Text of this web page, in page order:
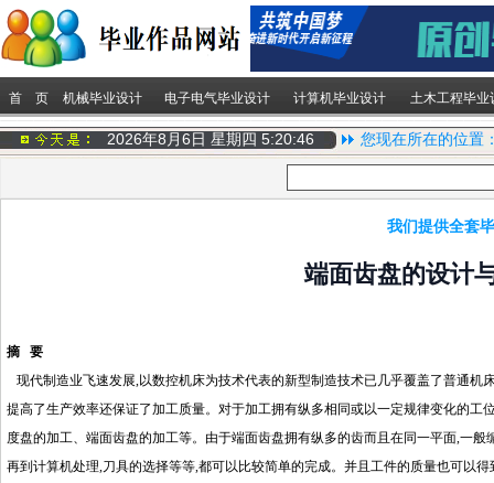
首 页 机械毕业设计 电子电气毕业设计 计算机毕业设计 土木工程毕业
2026年8月6日 星期四 5:20:46 您现在所在的位置
我们提供全套
端面齿盘的设计
摘 要
现代制造业飞速发展,以数控机床为技术代表的新型制造技术已几乎覆盖了普通
提高了生产效率还保证了加工质量。对于加工拥有纵多相同或以一定规律变化的
度盘的加工、端面齿盘的加工等。由于端面齿盘拥有纵多的齿而且在同一平面,一
再到计算机处理,刀具的选择等等,都可以比较简单的完成。并且工件的质量也可以得